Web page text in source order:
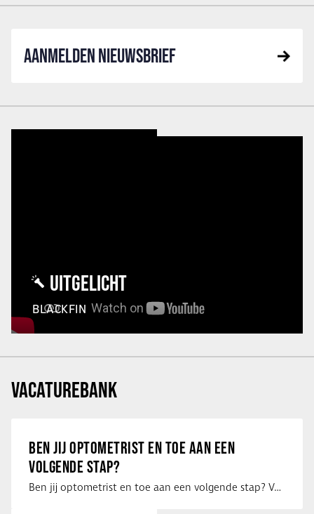
AANMELDEN NIEUWSBRIEF
UITGELICHT
BLACKFIN
VACATUREBANK
BEN JIJ OPTOMETRIST EN TOE AAN EEN
VOLGENDE STAP?
Ben jij optometrist en toe aan een volgende stap? Voor een optiekketen is Eye …